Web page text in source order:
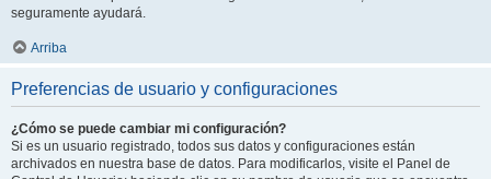
seguramente ayudará.
Arriba
Preferencias de usuario y configuraciones
¿Cómo se puede cambiar mi configuración?
Si es un usuario registrado, todos sus datos y configuraciones están
archivados en nuestra base de datos. Para modificarlos, visite el Panel de